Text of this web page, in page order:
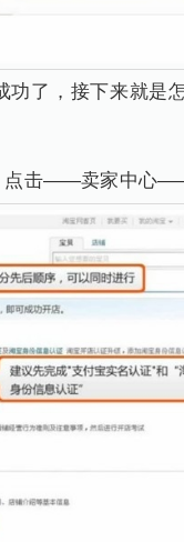
功了，接下来就是
点击——卖家中心